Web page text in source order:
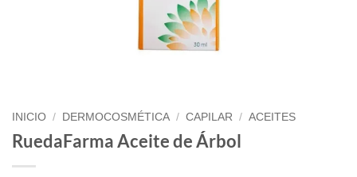
INICIO / DERMOCOSMÉTICA / CAPILAR / ACEITES
RuedaFarma Aceite de Árbol